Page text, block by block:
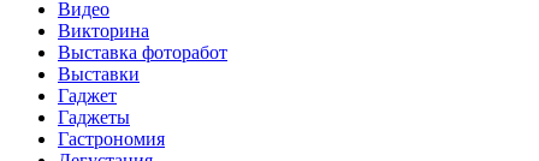
Видео
Викторина
Выставка фоторабот
Выставки
Гаджет
Гаджеты
Гастрономия